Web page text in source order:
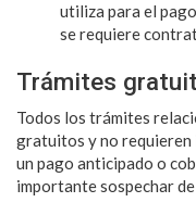
utiliza para el
se requiere
Trámites
Todos los trámites
gratuitos y no
un pago anticipado o
importante sospechar